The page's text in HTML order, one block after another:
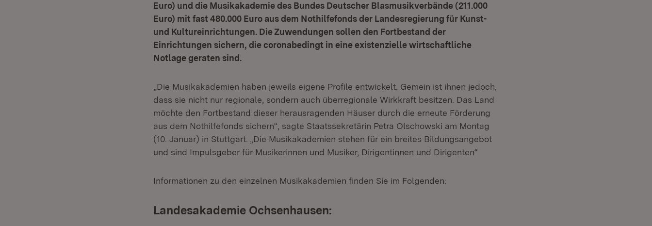
Euro) und die Musikakademie des Bundes Deutscher Blasmusikverbände (211.000
Euro) mit fast 480.000 Euro aus dem Nothilfefonds der Landesregierung für Kunst-
und Kultureinrichtungen. Die Zuwendungen sollen den Fortbestand der
Einrichtungen sichern, die coronabedingt in eine existenzielle wirtschaftliche
Notlage geraten sind.
„Die Musikakademien haben jeweils eigene Profile entwickelt. Gemein ist ihnen jedoch,
dass sie nicht nur regionale, sondern auch überregionale Wirkkraft besitzen. Das Land
möchte den Fortbestand dieser herausragenden Häuser durch die erneute Förderung
aus dem Nothilfefonds sichern“, sagte Staatssekretärin Petra Olschowski am Montag
(10. Januar) in Stuttgart. „Die Musikakademien stehen für ein breites Bildungsangebot
und sind Impulsgeber für Musikerinnen und Musiker, Dirigentinnen und Dirigenten“
Informationen zu den einzelnen Musikakademien finden Sie im Folgenden:
Landesakademie Ochsenhausen: